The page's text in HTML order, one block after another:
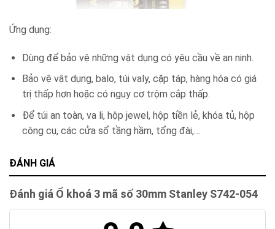
Ứng dụng:
Dùng để bảo vệ những vật dụng có yêu cầu về an ninh.
Bảo vệ vật dụng, balo, túi valy, cặp táp, hàng hóa có giá
trị thấp hơn hoặc có nguy cơ trộm cắp thấp.
Để túi an toàn, va li, hộp jewel, hộp tiền lẻ, khóa tủ, hộp
công cụ, các cửa sổ tầng hầm, tổng đài,…
ĐÁNH GIÁ
Đánh giá Ổ khoá 3 mã số 30mm Stanley S742-054